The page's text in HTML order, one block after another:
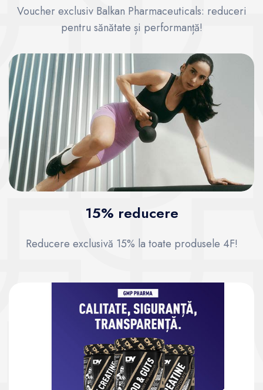
Voucher exclusiv Balkan Pharmaceuticals: reduceri
pentru sănătate și performanță!
15% reducere
Reducere exclusivă 15% la toate produsele 4F!